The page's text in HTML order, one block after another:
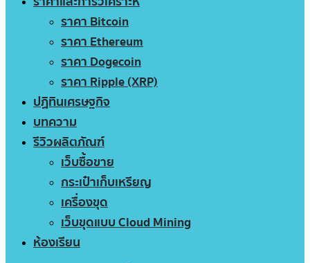
ราคา Bitcoin
ราคา Ethereum
ราคา Dogecoin
ราคา Ripple (XRP)
ปฏิทินเศรษฐกิจ
บทความ
รีวิวผลิตภัณฑ์
เว็บซื้อขาย
กระเป๋าเก็บเหรียญ
เครื่องขุด
เว็บขุดแบบ Cloud Mining
ห้องเรียน